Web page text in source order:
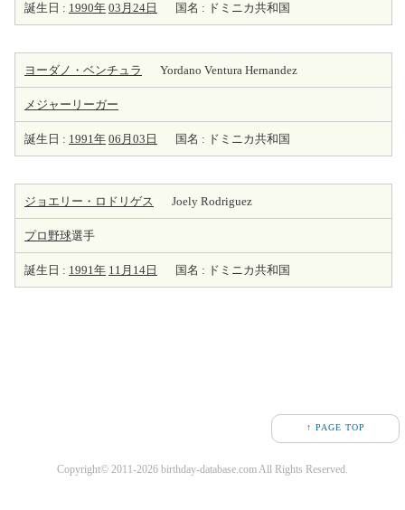
誕生日 : 1990年 03月24日 国名 : ドミニカ共和国
ヨーダノ・ベンチュラ Yordano Ventura Hernandez
メジャーリーガー
誕生日 : 1991年 06月03日 国名 : ドミニカ共和国
ジョエリー・ロドリゲス Joely Rodriguez
プロ野球選手
誕生日 : 1991年 11月14日 国名 : ドミニカ共和国
↑ PAGE TOP
Copyright© 2011-2026 birthday-database.com All Rights Reserved.